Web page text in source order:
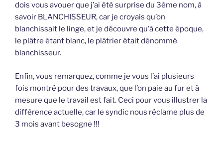
dois vous avouer que j’ai été surprise du 3ème nom, à
savoir BLANCHISSEUR, car je croyais qu’on
blanchissait le linge, et je découvre qu’à cette époque,
le plâtre étant blanc, le plâtrier était dénommé
blanchisseur.
Enfin, vous remarquez, comme je vous l’ai plusieurs
fois montré pour des travaux, que l’on paie au fur et à
mesure que le travail est fait. Ceci pour vous illustrer la
différence actuelle, car le syndic nous réclame plus de
3 mois avant besogne !!!